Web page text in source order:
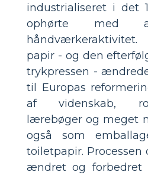
industrialiseret i det
ophørte
papir - og den
trykpressen -
til Europas
af videnskab,
lærebøger og meget
også som
toiletpapir.
ændret og forbedret